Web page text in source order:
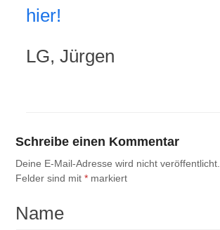
hier!
LG, Jürgen
Schreibe einen Kommentar
Deine E-Mail-Adresse wird nicht veröffentlicht.
Felder sind mit* markiert
Name